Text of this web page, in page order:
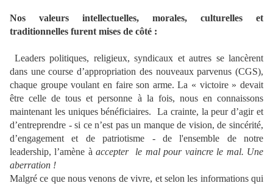
Nos valeurs intellectuelles, morales, culturelles et
traditionnelles furent mises de côté :
Leaders politiques, religieux, syndicaux et autres se lancèrent
dans une course d’appropriation des nouveaux parvenus (CGS),
chaque groupe voulant en faire son arme. La « victoire » devait
être celle de tous et personne à la fois, nous en connaissons
maintenant les uniques bénéficiaires. La crainte, la peur d’agir et
d’entreprendre - si ce n’est pas un manque de vision, de sincérité,
d’engagement et de patriotisme - de l'ensemble de notre
leadership, l’amène àaccepter le mal pour vaincre le mal. Une
aberration !
Malgré ce que nous venons de vivre, et selon les informations qui